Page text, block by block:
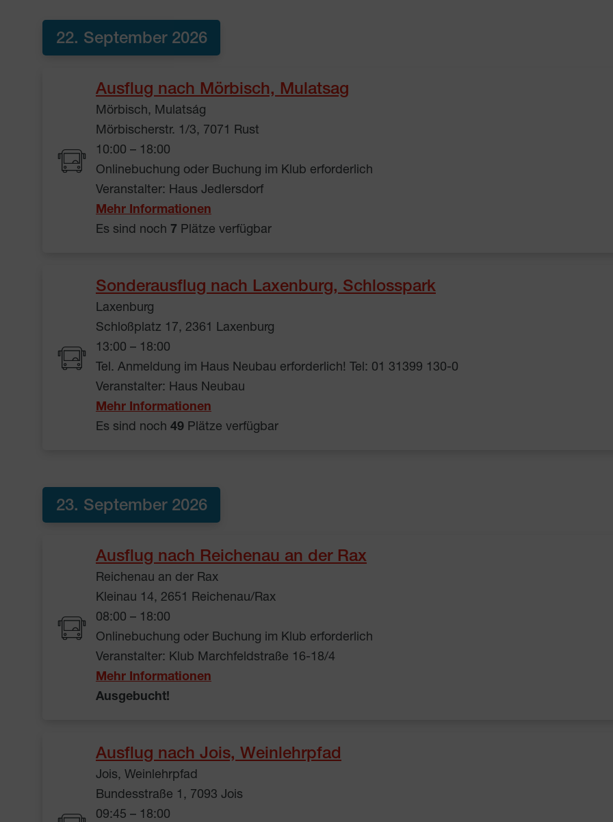
22. September 2026
Ausflug nach Mörbisch, Mulatsag
Mörbisch, Mulatság
Mörbischerstr. 1/3, 7071 Rust
10:00 – 18:00
Onlinebuchung oder Buchung im Klub erforderlich
Veranstalter: Haus Jedlersdorf
Mehr Informationen
Es sind noch 7 Plätze verfügbar
Sonderausflug nach Laxenburg, Schlosspark
Laxenburg
Schloßplatz 17, 2361 Laxenburg
13:00 – 18:00
Tel. Anmeldung im Haus Neubau erforderlich! Tel: 01 31399 130-0
Veranstalter: Haus Neubau
Mehr Informationen
Es sind noch 49 Plätze verfügbar
23. September 2026
Ausflug nach Reichenau an der Rax
Reichenau an der Rax
Kleinau 14, 2651 Reichenau/Rax
08:00 – 18:00
Onlinebuchung oder Buchung im Klub erforderlich
Veranstalter: Klub Marchfeldstraße 16-18/4
Mehr Informationen
Ausgebucht!
Ausflug nach Jois, Weinlehrpfad
Jois, Weinlehrpfad
Bundesstraße 1, 7093 Jois
09:45 – 18:00